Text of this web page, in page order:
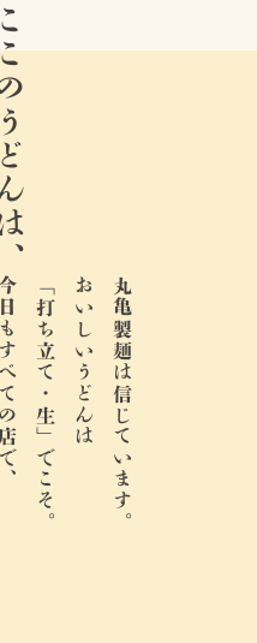
んは、
丸亀製麺は信じています。
おいしいうどんは
「打ち立て・生」でこそ。
の店で、